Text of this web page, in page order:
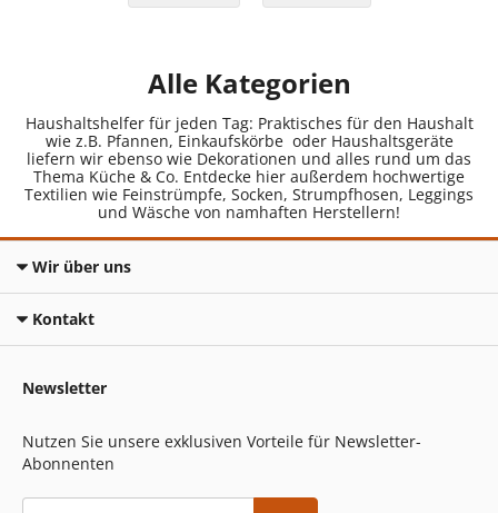
Alle Kategorien
Haushaltshelfer für jeden Tag: Praktisches für den Haushalt
wie z.B. Pfannen, Einkaufskörbe oder Haushaltsgeräte
liefern wir ebenso wie Dekorationen und alles rund um das
Thema Küche & Co. Entdecke hier außerdem hochwertige
Textilien wie Feinstrümpfe, Socken, Strumpfhosen, Leggings
und Wäsche von namhaften Herstellern!
Wir über uns
Kontakt
Newsletter
Nutzen Sie unsere exklusiven Vorteile für Newsletter-
Abonnenten